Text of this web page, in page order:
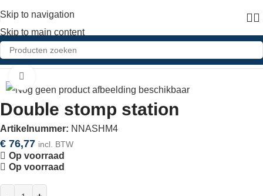
Skip to navigation
Skip to main content
Home»Shop»Double stomp station
Double stomp station
Artikelnummer: NNASHM4
€ 76,77 incl. BTW
Op voorraad
Op voorraad